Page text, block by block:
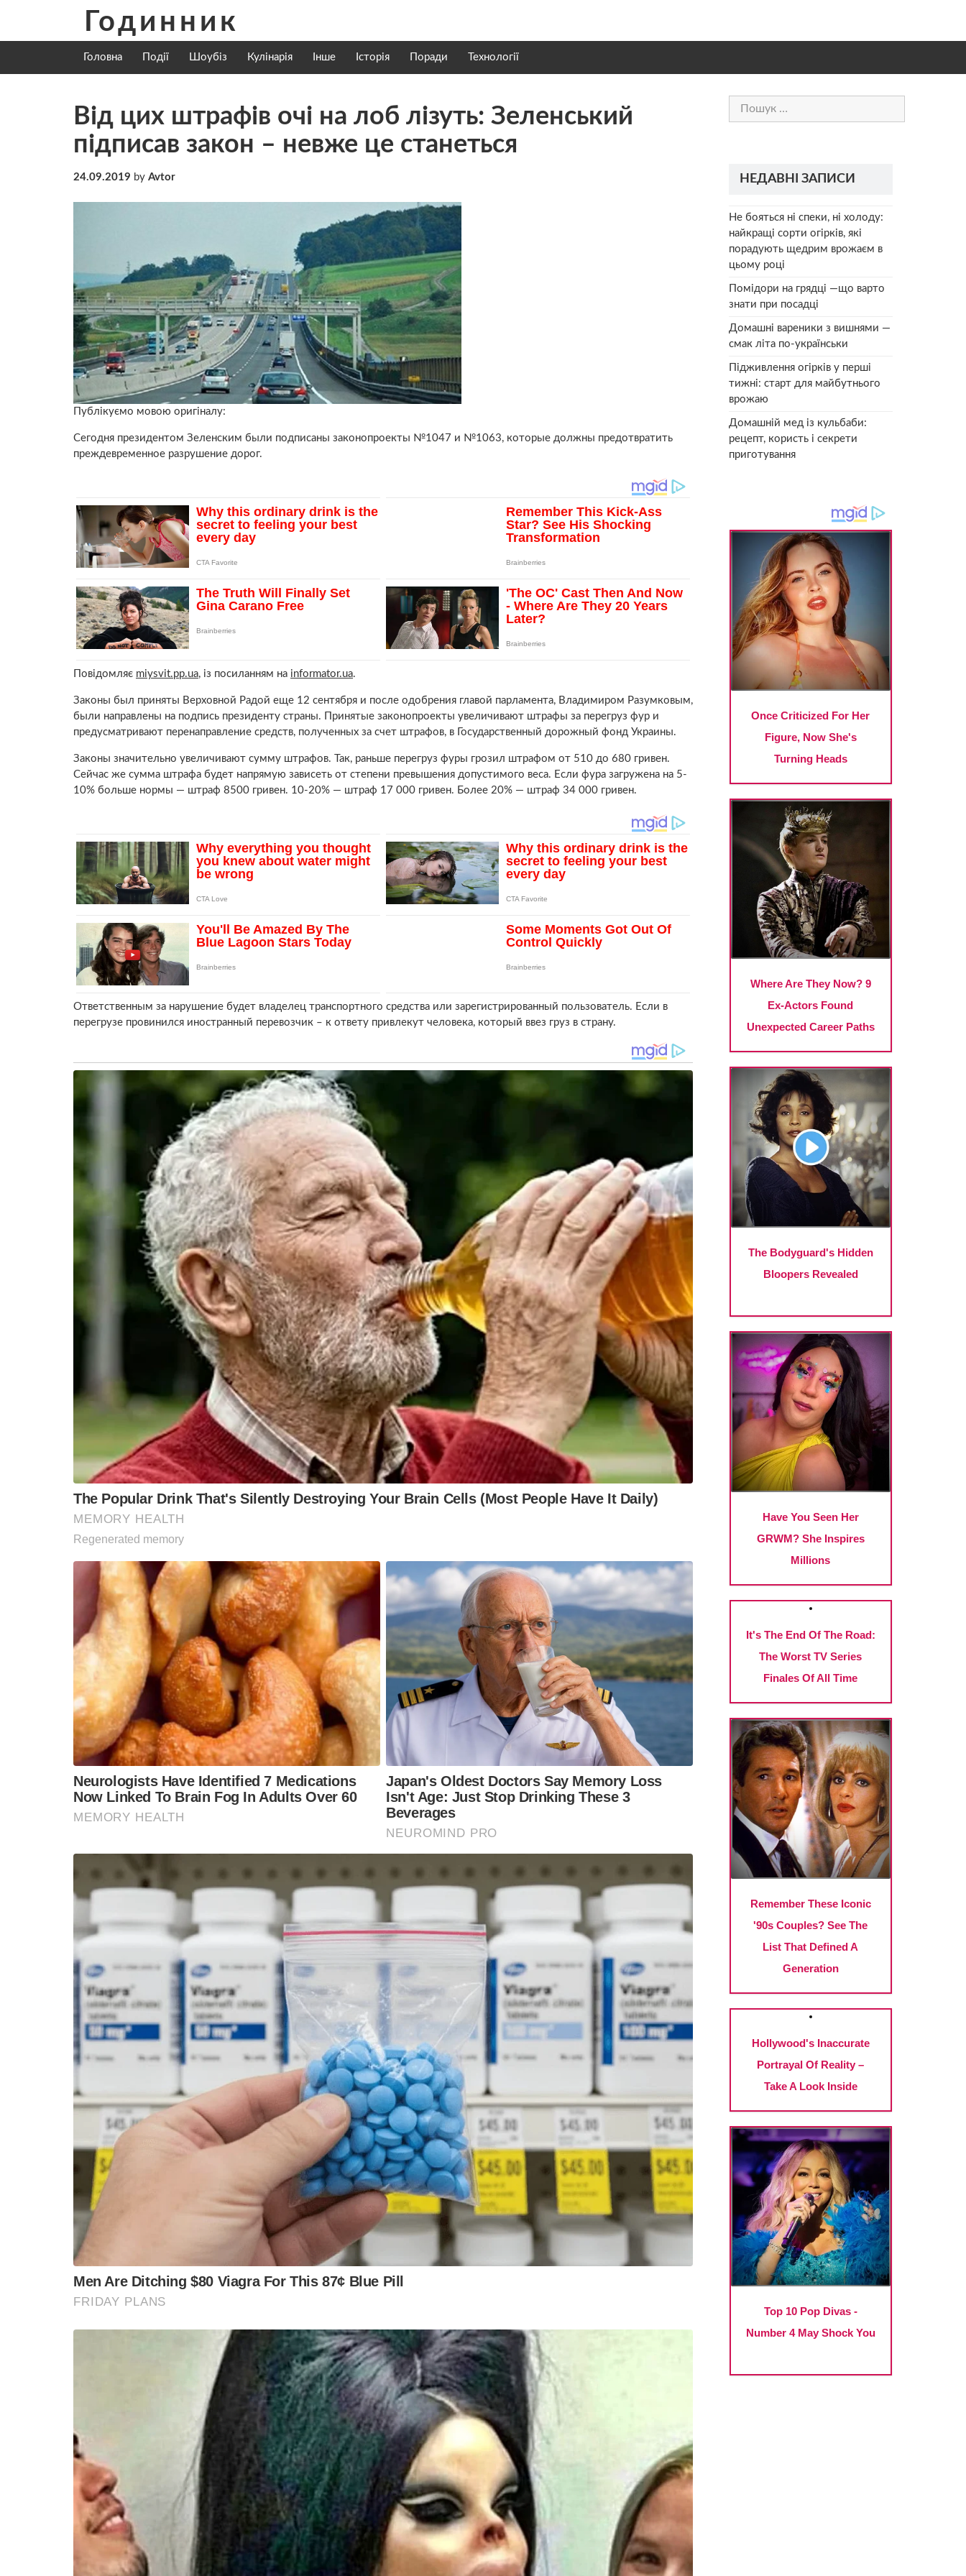
content
Годинник
Головна Події Шоубіз Кулінарія Інше Історія Поради Технології
Від цих штрафів очі на лоб лізуть: Зеленський
підписав закон – невже це станеться
24.09.2019 by Avtor
Публікуємо мовою оригіналу:
Сегодня президентом Зеленским были подписаны законопроекты №1047 и №1063, которые должны предотвратить
преждевременное разрушение дорог.
Повідомляє miysvit.pp.ua, із посиланням на informator.ua.
Законы был приняты Верховной Радой еще 12 сентября и после одобрения главой парламента, Владимиром Разумковым,
были направлены на подпись президенту страны. Принятые законопроекты увеличивают штрафы за перегруз фур и
предусматривают перенаправление средств, полученных за счет штрафов, в Государственный дорожный фонд Украины.
Законы значительно увеличивают сумму штрафов. Так, раньше перегруз фуры грозил штрафом от 510 до 680 гривен.
Сейчас же сумма штрафа будет напрямую зависеть от степени превышения допустимого веса. Если фура загружена на 5-
10% больше нормы — штраф 8500 гривен. 10-20% — штраф 17 000 гривен. Более 20% — штраф 34 000 гривен.
Ответственным за нарушение будет владелец транспортного средства или зарегистрированный пользователь. Если в
перегрузе провинился иностранный перевозчик – к ответу привлекут человека, который ввез груз в страну.
Пошук:
НЕДАВНІ ЗАПИСИ
Не бояться ні спеки, ні холоду:
найкращі сорти огірків, які
порадують щедрим врожаєм в
цьому році
Помідори на грядці —що варто
знати при посадці
Домашні вареники з вишнями —
смак літа по-українськи
Підживлення огірків у перші
тижні: старт для майбутнього
врожаю
Домашній мед із кульбаби:
рецепт, користь і секрети
приготування